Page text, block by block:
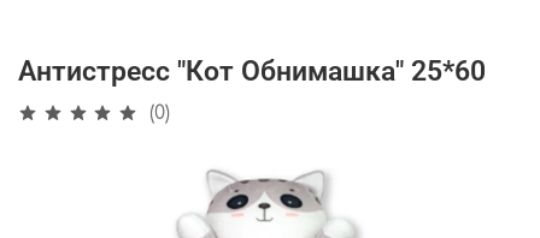
Антистресс "Кот Обнимашка" 25*60
(0)